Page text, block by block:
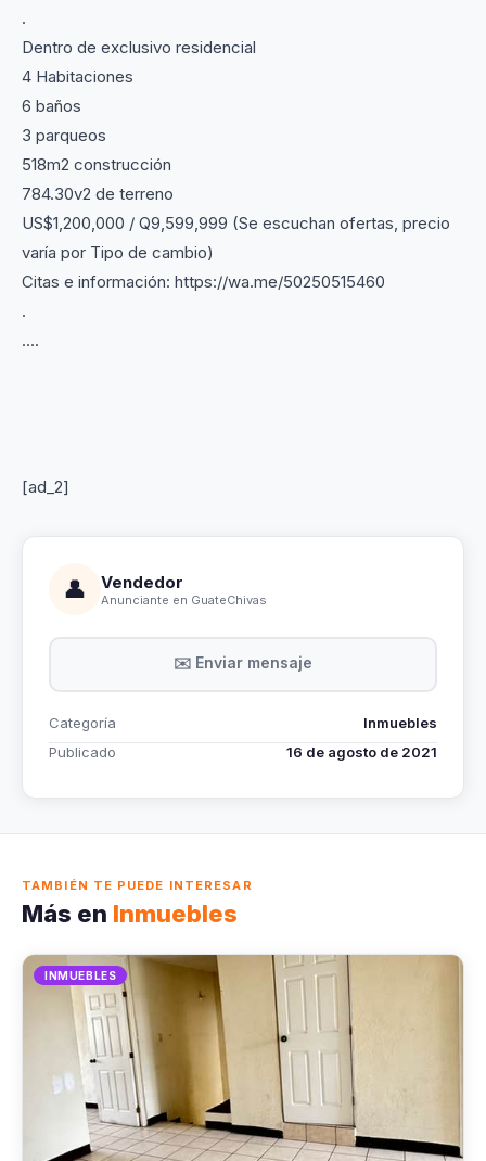
.
Dentro de exclusivo residencial
4 Habitaciones
6 baños
3 parqueos
518m2 construcción
784.30v2 de terreno
US$1,200,000 / Q9,599,999 (Se escuchan ofertas, precio
varía por Tipo de cambio)
Citas e información: https://wa.me/50250515460
.
....
[ad_2]
👤 Vendedor
Anunciante en GuateChivas
✉️ Enviar mensaje
Categoría
Inmuebles
Publicado
16 de agosto de 2021
TAMBIÉN TE PUEDE INTERESAR
Más en Inmuebles
INMUEBLES